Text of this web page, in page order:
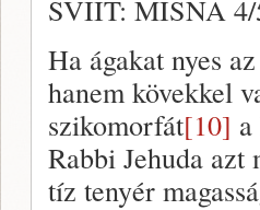
SVIIT: MISNA
Ha ágakat nyes
hanem kövekkel
szikomorfát[10]
Rabbi Jehuda azt
tíz tenyér